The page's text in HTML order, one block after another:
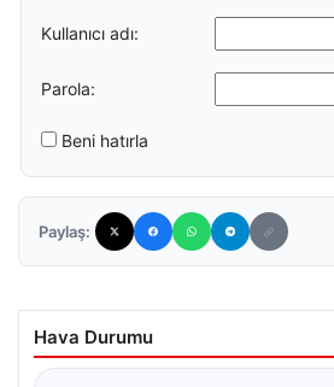
Kullanıcı adı:
Parola:
Beni hatırla
Paylaş:
Hava Durumu